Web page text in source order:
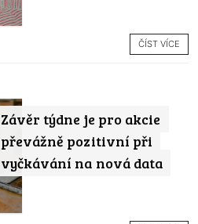
ČÍST VÍCE
Závěr týdne je pro akcie
převážně pozitivní při
vyčkávání na nová data